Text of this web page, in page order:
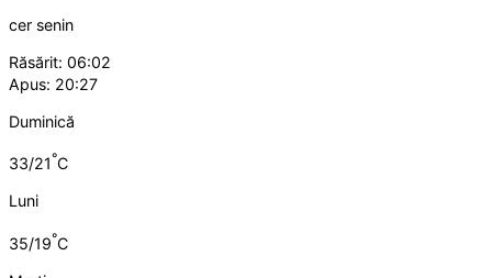
cer senin
Răsărit: 06:02
Apus: 20:27
Duminică
33/21°C
Luni
35/19°C